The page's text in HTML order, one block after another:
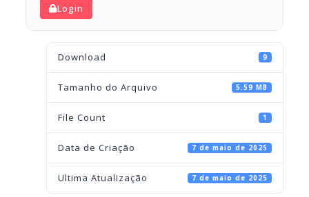
Login
Download 9
Tamanho do Arquivo 5.59 MB
File Count 1
Data de Criação 7 de maio de 2025
Ultima Atualização 7 de maio de 2025